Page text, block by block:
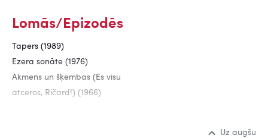
Lomās/Epizodēs
Tapers (1989)
Ezera sonāte (1976)
Akmens un šķembas (Es visu
atceros, Ričard!) (1966)
Uz augšu